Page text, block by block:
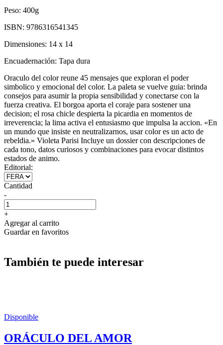
Peso: 400g
ISBN: 9786316541345
Dimensiones: 14 x 14
Encuadernación: Tapa dura
Oraculo del color reune 45 mensajes que exploran el poder
simbolico y emocional del color. La paleta se vuelve guia: brinda
consejos para asumir la propia sensibilidad y conectarse con la
fuerza creativa. El borgoa aporta el coraje para sostener una
decision; el rosa chicle despierta la picardia en momentos de
irreverencia; la lima activa el entusiasmo que impulsa la accion. «En
un mundo que insiste en neutralizarnos, usar color es un acto de
rebeldia.» Violeta Parisi Incluye un dossier con descripciones de
cada tono, datos curiosos y combinaciones para evocar distintos
estados de animo.
Editorial:
Cantidad
-
+
Agregar al carrito
Guardar en favoritos
También te puede interesar
Disponible
ORÁCULO DEL AMOR